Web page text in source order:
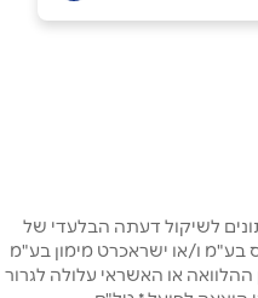
בוואטסאפ
לשיקול דעתה הבלעדי של
בע"מ ו/או ישראכרט מימון בע"מ
או האשראי עלולה לגרור